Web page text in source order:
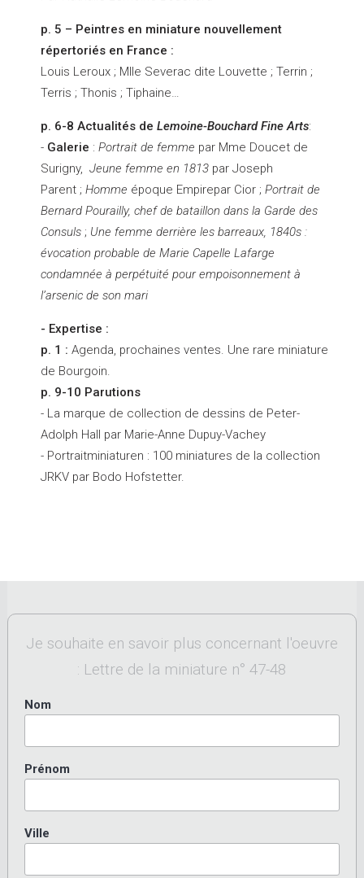
p. 5 – Peintres en miniature nouvellement
répertoriés en France :
Louis Leroux ; Mlle Severac dite Louvette ; Terrin ;
Terris ; Thonis ; Tiphaine…
p. 6-8 Actualités de Lemoine-Bouchard Fine Arts:
- Galerie : Portrait de femme par Mme Doucet de
Surigny, Jeune femme en 1813 par Joseph
Parent ; Homme époque Empirepar Cior ; Portrait de
Bernard Pourailly, chef de bataillon dans la Garde des
Consuls ; Une femme derrière les barreaux, 1840s :
évocation probable de Marie Capelle Lafarge
condamnée à perpétuité pour empoisonnement à
l’arsenic de son mari
- Expertise :
p. 1 : Agenda, prochaines ventes. Une rare miniature
de Bourgoin.
p. 9-10 Parutions
- La marque de collection de dessins de Peter-
Adolph Hall par Marie-Anne Dupuy-Vachey
- Portraitminiaturen : 100 miniatures de la collection
JRKV par Bodo Hofstetter.
Je souhaite en savoir plus concernant l'oeuvre
: Lettre de la miniature n° 47-48
Nom
Prénom
Ville